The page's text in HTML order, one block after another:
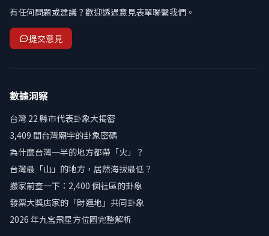
有任何問題或建議？歡迎透過意見表單聯繫我們。
提交意見
數據洞察
台灣 22 縣市代表卦象大揭密
3,409 間台灣廟宇的卦象密碼
為什麼台灣一半的地方都帶「火」？
台灣最「山」的地方，居然海拔最低？
搬家前查一下：2,400 個社區的卦象
發票大獎店家的「財運地」共同卦象
2026 年九宮飛星方位圖完整解析